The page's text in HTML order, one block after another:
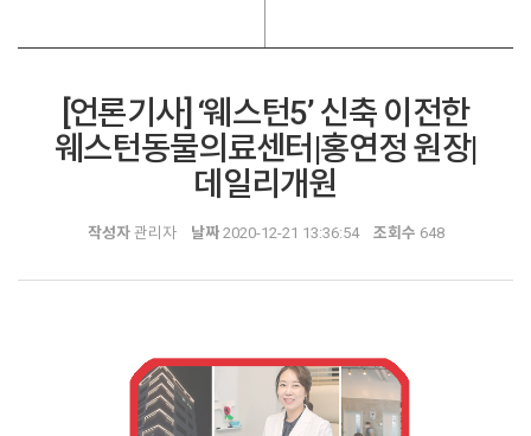
[언론기사] ‘웨스턴5’ 신축 이전한
웨스턴동물의료센터|홍연정 원장|
데일리개원
작성자관리자 날짜2020-12-21 13:36:54 조회수 648